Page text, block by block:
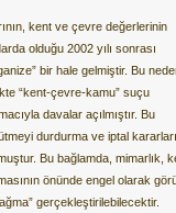
kent ve çevre değerlerinin
olduğu 2002 yılı sonrası
bir hale gelmiştir. Bu
“kent-çevre-kamu” suçu
davalar açılmıştır. Bu
durdurma ve iptal kararları
Bu bağlamda, mimarlık,
önünde engel olarak
gerçekleştirilebilecektir.